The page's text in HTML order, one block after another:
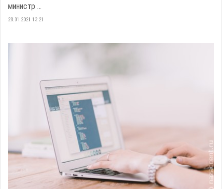
министр ...
28.01.2021 13:21